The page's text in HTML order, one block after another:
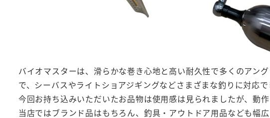
バイオマスターは、滑らかな巻き心地と高い耐久性で多くのアン
で、シーバスやライトショアジギングなどさまざまな釣りに対応
今回お持ち込みいただいたお品物は使用感は見られましたが、動
当店ではブランド品はもちろん、釣具・アウトドア用品なども幅